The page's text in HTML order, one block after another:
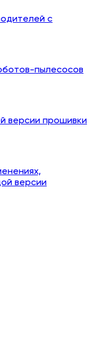
с
пылесосов
версии прошивки
версии